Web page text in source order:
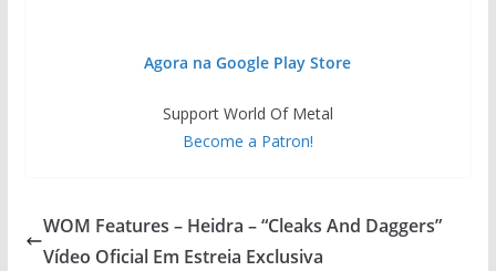
Agora na Google Play Store
Support World Of Metal
Become a Patron!
WOM Features – Heidra – “Cleaks And Daggers”
Vídeo Oficial Em Estreia Exclusiva